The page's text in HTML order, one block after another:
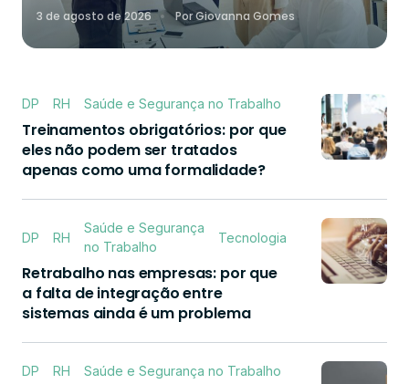
3 de agosto de 2026 PorGiovanna Gomes
DP RH Saúde e Segurança no Trabalho
Treinamentos obrigatórios: por que
eles não podem ser tratados
apenas como uma formalidade?
DP RH
Saúde e Segurança
no Trabalho
Tecnologia
Retrabalho nas empresas: por que
a falta de integração entre
sistemas ainda é um problema
DP RH Saúde e Segurança no Trabalho